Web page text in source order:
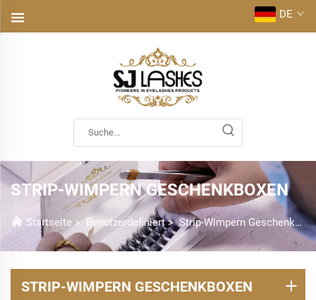
DE
STRIP-WIMPERN GESCHENKBOXEN
Startseite > Benutzerdefiniert>Strip-Wimpern Geschenkboxen
STRIP-WIMPERN GESCHENKBOXEN